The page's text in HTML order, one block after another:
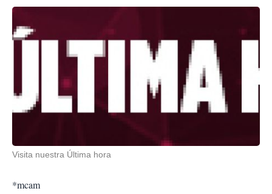
Visita nuestra Última hora
*mcam